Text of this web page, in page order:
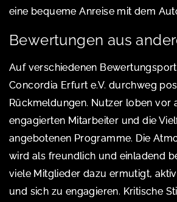
eine bequeme Anreise mit dem
Bewertungen aus
Auf verschiedenen
Concordia Erfurt e.V. durchweg
Rückmeldungen. Nutzer loben vor
engagierten Mitarbeiter und die
angebotenen Programme. Die
wird als freundlich und einladend
viele Mitglieder dazu ermutigt,
und sich zu engagieren. Kritische